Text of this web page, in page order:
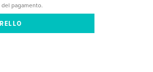
del pagamento.